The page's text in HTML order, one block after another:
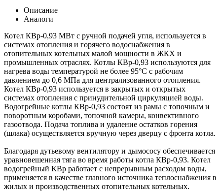
Описание
Аналоги
Котел КВр-0,93 МВт с ручной подачей угля, используется в
системах отопления и горячего водоснабжения в
отопительных котельных малой мощности в ЖКХ и
промышленных отраслях. Котлы КВр-0,93 используются для
нагрева воды температурой не более 95°С с рабочим
давлением до 0,6 МПа для централизованного отопления.
Котел КВр-0,93 используется в закрытых и открытых
системах отопления с принудительной циркуляцией воды.
Водогрейные котлы КВр-0,93 состоят из рамы с топочным и
поворотным коробами, топочной камеры, конвективного
газоотвода. Подача топлива и удаление остатков горения
(шлака) осуществляется вручную через дверцу с фронта котла.
Благодаря дутьевому вентилятору и дымососу обеспечивается
уравновешенная тяга во время работы котла КВр-0,93. Котел
водогрейный КВр работает с непрерывным расходом воды,
применяется в качестве главного источника теплоснабжения в
жилых и производственных отопительных котельных.